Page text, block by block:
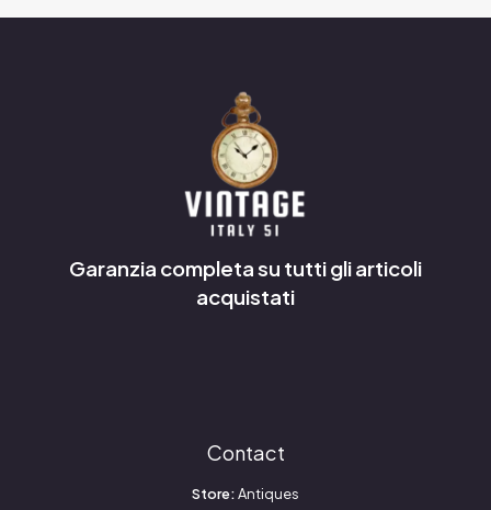
Garanzia completa su tutti gli articoli
acquistati
Contact
Store:Antiques